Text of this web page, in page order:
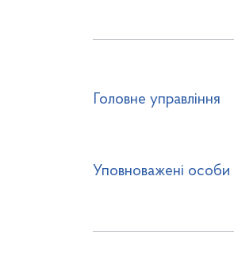
Головне управління
Уповноважені особи